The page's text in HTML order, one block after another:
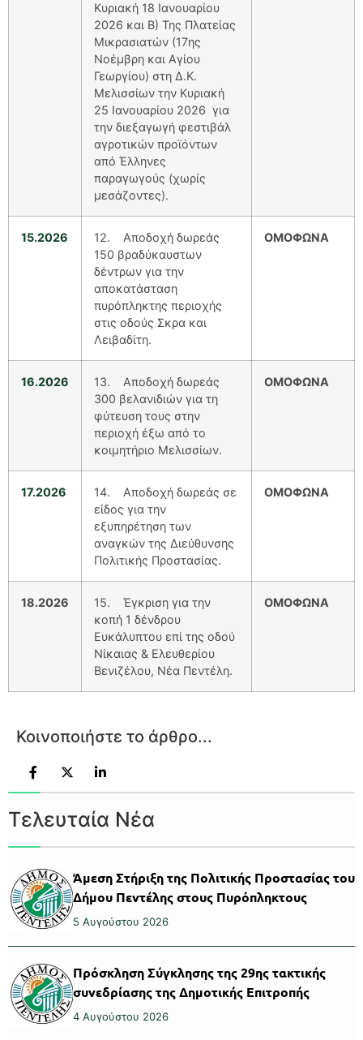
Κυριακή 18 Ιανουαρίου
2026 και Β) Της Πλατείας
Μικρασιατών (17ης
Νοέμβρη και Αγίου
Γεωργίου) στη Δ.Κ.
Μελισσίων την Κυριακή
25 Ιανουαρίου 2026 για
την διεξαγωγή φεστιβάλ
αγροτικών προϊόντων
από Έλληνες
παραγωγούς (χωρίς
μεσάζοντες).
15.2026
12. Αποδοχή δωρεάς
150 βραδύκαυστων
δέντρων για την
αποκατάσταση
πυρόπληκτης περιοχής
στις οδούς Σκρα και
Λειβαδίτη.
ΟΜΟΦΩΝΑ
16.2026
13. Αποδοχή δωρεάς
300 βελανιδιών για τη
φύτευση τους στην
περιοχή έξω από το
κοιμητήριο Μελισσίων.
ΟΜΟΦΩΝΑ
17.2026
14. Αποδοχή δωρεάς σε
είδος για την
εξυπηρέτηση των
αναγκών της Διεύθυνσης
Πολιτικής Προστασίας.
ΟΜΟΦΩΝΑ
18.2026
15. Έγκριση για την
κοπή 1 δένδρου
Ευκάλυπτου επί της οδού
Νίκαιας & Ελευθερίου
Βενιζέλου, Νέα Πεντέλη.
ΟΜΟΦΩΝΑ
Κοινοποιήστε το άρθρο...
Τελευταία Νέα
Άμεση Στήριξη της Πολιτικής Προστασίας του
Δήμου Πεντέλης στους Πυρόπληκτους
5 Αυγούστου 2026
Πρόσκληση Σύγκλησης της 29ης τακτικής
συνεδρίασης της Δημοτικής Επιτροπής
4 Αυγούστου 2026